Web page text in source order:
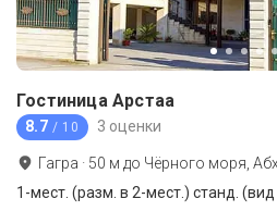
Гостиница Арстаа
8.7 / 10 3 оценки
Гагра · 50 м до Чёрного моря,
1-мест. (разм. в 2-мест.) станд.